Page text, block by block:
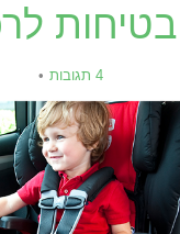
בטיחות
4 תגובות